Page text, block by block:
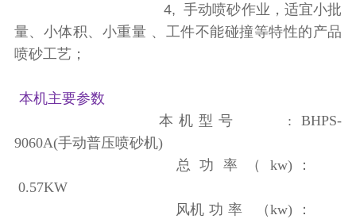
4, 手动喷砂作业，适宜小批
量、小体积、小重量 、工件不能碰撞等特性的产品
喷砂工艺；
本机主要参数
本 机 型 号
: BHPS-
9060A(手动普压喷砂机)
总 功 率 （ kw)
：
0.57KW
风机 功 率 （kw) ：